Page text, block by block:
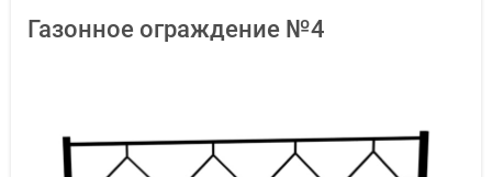
Газонное ограждение №4